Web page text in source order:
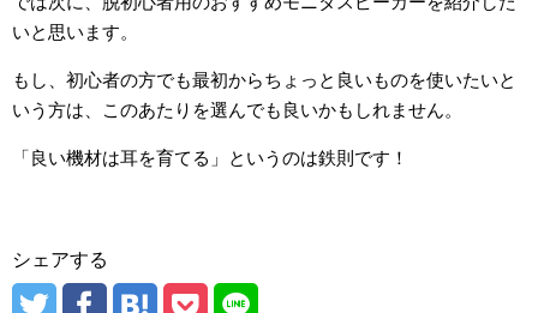
いと思います。
もし、初心者の方でも最初からちょっと良いものを使いたいと
いう方は、このあたりを選んでも良いかもしれません。
「良い機材は耳を育てる」というのは鉄則です！
シェアする